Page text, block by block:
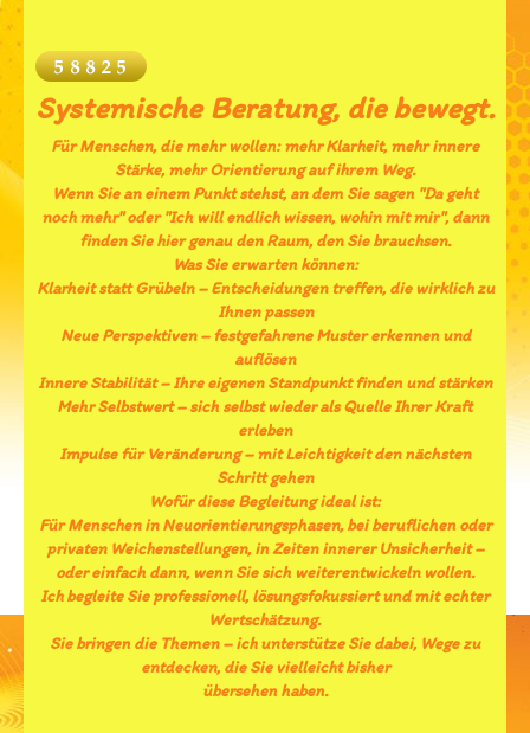
Systemische Beratung, die bewegt.
Für Menschen, die mehr wollen: mehr Klarheit, mehr innere
Stärke, mehr Orientierung auf ihrem Weg.
Wenn Sie an einem Punkt stehst, an dem Sie sagen "Da geht
noch mehr" oder "Ich will endlich wissen, wohin mit mir", dann
finden Sie hier genau den Raum, den Sie brauchsen.
Was Sie erwarten können:
Klarheit statt Grübeln – Entscheidungen treffen, die wirklich zu
Ihnen passen
Neue Perspektiven – festgefahrene Muster erkennen und
auflösen
Innere Stabilität – Ihre eigenen Standpunkt finden und stärken
Mehr Selbstwert – sich selbst wieder als Quelle Ihrer Kraft
erleben
Impulse für Veränderung – mit Leichtigkeit den nächsten
Schritt gehen
Wofür diese Begleitung ideal ist:
Für Menschen in Neuorientierungsphasen, bei beruflichen oder
privaten Weichenstellungen, in Zeiten innerer Unsicherheit –
oder einfach dann, wenn Sie sich weiterentwickeln wollen.
Ich begleite Sie professionell, lösungsfokussiert und mit echter
Wertschätzung.
Sie bringen die Themen – ich unterstütze Sie dabei, Wege zu
entdecken, die Sie vielleicht bisher
übersehen haben.